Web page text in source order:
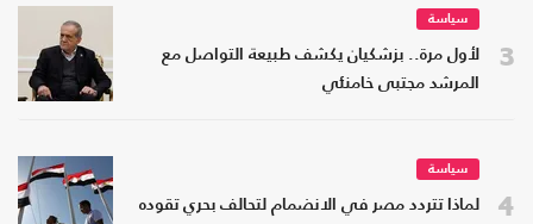
3
سياسة
لأول مرة.. بزشكيان يكشف طبيعة التواصل مع
المرشد مجتبى خامنئي
4
سياسة
لماذا تتردد مصر في الانضمام لتحالف بحري تقوده